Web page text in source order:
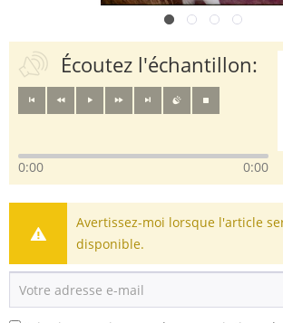
Écoutez l'échantillon:
0:00 0:00
Avertissez-moi lorsque l'article
disponible.